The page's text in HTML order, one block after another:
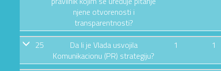
njene otvorenosti i
transparentnosti?
25
Da li je Vlada usvojila
Komunikacionu (PR) strategiju?
1 1